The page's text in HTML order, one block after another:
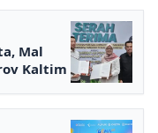
Mal
Kaltim